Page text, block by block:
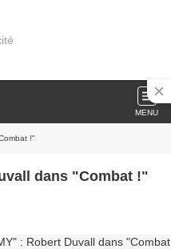
MENU
!"
dans "Combat !"